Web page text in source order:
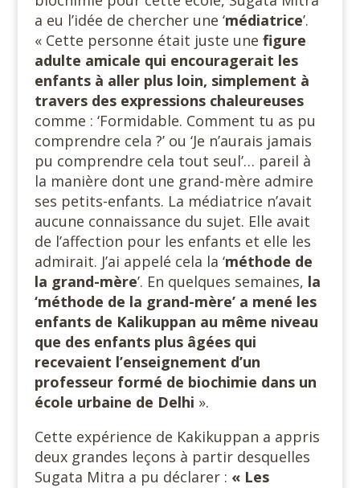
a eu l’idée de chercher une ‘médiatrice’.
« Cette personne était juste une figure
adulte amicale qui encouragerait les
enfants à aller plus loin, simplement à
travers des expressions chaleureuses
comme : ‘Formidable. Comment tu as pu
comprendre cela ?’ ou ‘Je n’aurais jamais
pu comprendre cela tout seul’… pareil à
la manière dont une grand-mère admire
ses petits-enfants. La médiatrice n’avait
aucune connaissance du sujet. Elle avait
de l’affection pour les enfants et elle les
admirait. J’ai appelé cela la ‘méthode de
la grand-mère’. En quelques semaines, la
‘méthode de la grand-mère’ a mené les
enfants de Kalikuppan au même niveau
que des enfants plus âgées qui
recevaient l’enseignement d’un
professeur formé de biochimie dans un
école urbaine de Delhi ».
Cette expérience de Kakikuppan a appris
deux grandes leçons à partir desquelles
Sugata Mitra a pu déclarer : « Les